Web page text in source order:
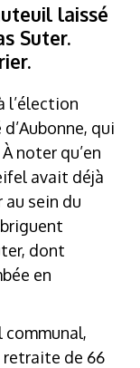
laissé
Suter.
l’élection
qui
noter qu’en
avait déjà
sein du
dont
en
communal,
de 66